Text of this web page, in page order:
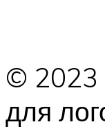
© 2023
для